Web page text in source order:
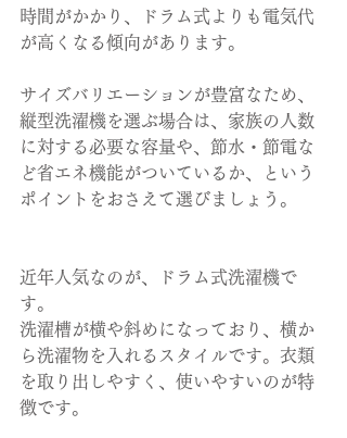
時間がかかり、ドラム式よりも電気代
が高くなる傾向があります。
サイズバリエーションが豊富なため、
縦型洗濯機を選ぶ場合は、家族の人数
に対する必要な容量や、節水・節電な
ど省エネ機能がついているか、という
ポイントをおさえて選びましょう。
近年人気なのが、ドラム式洗濯機で
す。
洗濯槽が横や斜めになっており、横か
ら洗濯物を入れるスタイルです。衣類
を取り出しやすく、使いやすいのが特
徴です。